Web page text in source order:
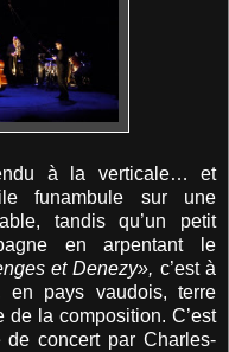
à la verticale… et
funambule sur une
tandis qu’un petit
en arpentant le
et Denezy», c’est à
pays vaudois, terre
de la composition. C’est
de concert par Charles-